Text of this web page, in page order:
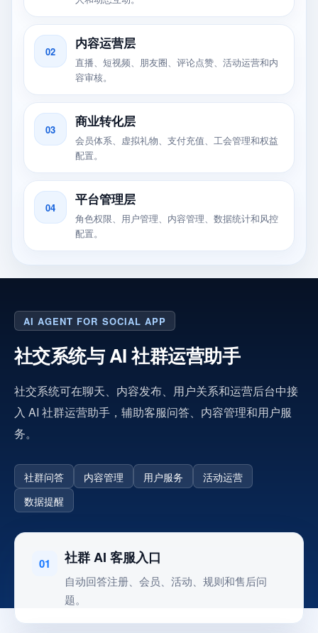
02 内容运营层
直播、短视频、朋友圈、评论点赞、活动运营和内
容审核。
03 商业转化层
会员体系、虚拟礼物、支付充值、工会管理和权益
配置。
04 平台管理层
角色权限、用户管理、内容管理、数据统计和风控
配置。
AI AGENT FOR SOCIAL APP
社交系统与 AI 社群运营助手
社交系统可在聊天、内容发布、用户关系和运营后台中接
入 AI 社群运营助手，辅助客服问答、内容管理和用户服
务。
社群问答 内容管理 用户服务
活动运营
数据提醒
01 社群 AI 客服入口
自动回答注册、会员、活动、规则和售后问
题。